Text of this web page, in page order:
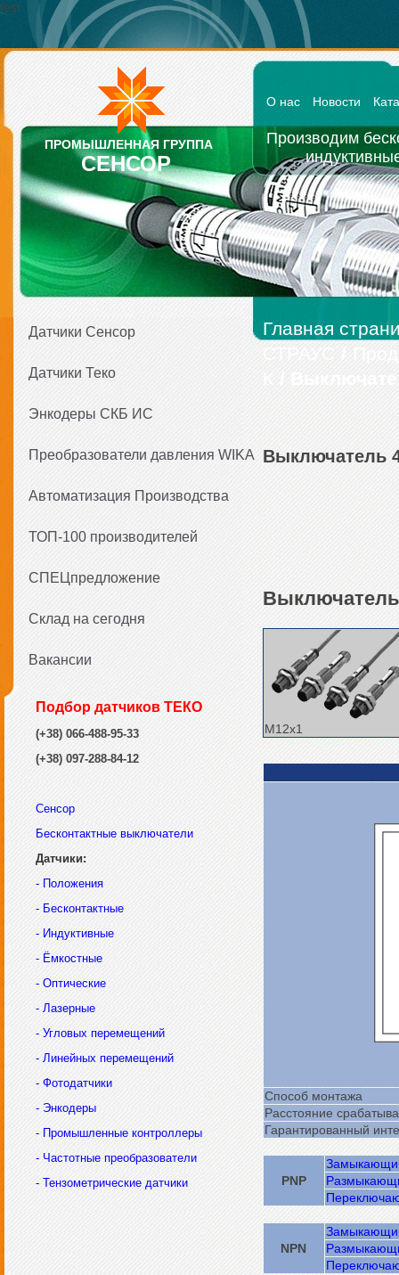
ПРОМЫШЛЕННАЯ ГРУППА
СЕНСОР
О нас Новости
Производим
Датчики Сенсор
Датчики Теко
Энкодеры СКБ ИС
Преобразователи давления WIKA
Автоматизация Производства
ТОП-100 производителей
СПЕЦпредложение
Склад на сегодня
Вакансии
Подбор датчиков ТЕКО
(+38) 066-488-95-33
(+38) 097-288-84-12
Сенсор
Бесконтактные выключатели
Датчики:
- Положения
- Бесконтактные
- Индуктивные
- Ёмкостные
- Оптические
- Лазерные
- Угловых перемещений
- Линейных перемещений
- Фотодатчики
- Энкодеры
- Промышленные контроллеры
- Частотные преобразователи
- Тензометрические датчики
Главная
Выключатель
Выключатель
M12x1
Способ монтажа
Расстояние
Гарантированный
PNP
NPN
test